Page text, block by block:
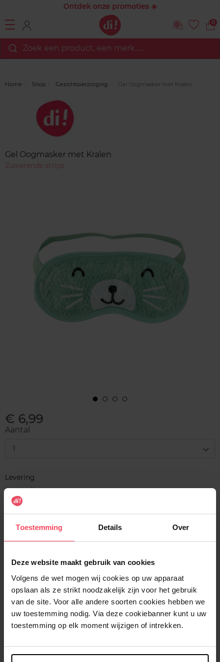
Toestemming Details Over
Deze website maakt gebruik van cookies
Volgens de wet mogen wij cookies op uw apparaat
opslaan als ze strikt noodzakelijk zijn voor het gebruik
van de site. Voor alle andere soorten cookies hebben we
uw toestemming nodig. Via deze cookiebanner kunt u uw
toestemming op elk moment wijzigen of intrekken.
Ontdek onze promoties ☀️
0
Zoek een product, een merk…...
Home Shop Gezichtsverzorging Gel Oogmasker met Kralen
Gel Oogmasker met Kralen
Zuiverende strips
€ 6,99
Aantal
1
Levering
Voorradig
Beschrijving